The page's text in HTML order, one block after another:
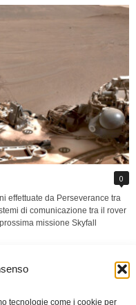
tecnologie come i cookie per
0
effettuate da Perseverance tra
di comunicazione tra il rover
missione Skyfall